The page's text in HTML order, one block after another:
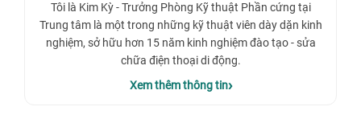
Tôi là Kim Kỳ - Trưởng Phòng Kỹ thuật Phần cứng tại
Trung tâm là một trong những kỹ thuật viên dày dặn kinh
nghiệm, sở hữu hơn 15 năm kinh nghiệm đào tạo - sửa
chữa điện thoại di động.
Xem thêm thông tin